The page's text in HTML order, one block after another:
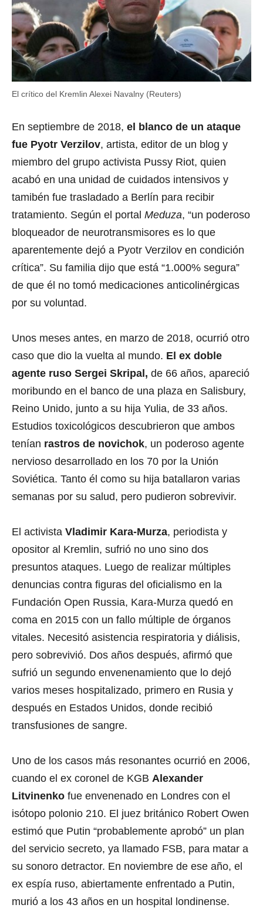
El crítico del Kremlin Alexei Navalny (Reuters)
En septiembre de 2018, el blanco de un ataque
fue Pyotr Verzilov, artista, editor de un blog y
miembro del grupo activista Pussy Riot, quien
acabó en una unidad de cuidados intensivos y
tamibén fue trasladado a Berlín para recibir
tratamiento. Según el portal Meduza, “un poderoso
bloqueador de neurotransmisores es lo que
aparentemente dejó a Pyotr Verzilov en condición
crítica”. Su familia dijo que está “1.000% segura”
de que él no tomó medicaciones anticolinérgicas
por su voluntad.
Unos meses antes, en marzo de 2018, ocurrió otro
caso que dio la vuelta al mundo. El ex doble
agente ruso Sergei Skripal, de 66 años, apareció
moribundo en el banco de una plaza en Salisbury,
Reino Unido, junto a su hija Yulia, de 33 años.
Estudios toxicológicos descubrieron que ambos
tenían rastros de novichok, un poderoso agente
nervioso desarrollado en los 70 por la Unión
Soviética. Tanto él como su hija batallaron varias
semanas por su salud, pero pudieron sobrevivir.
El activista Vladimir Kara-Murza, periodista y
opositor al Kremlin, sufrió no uno sino dos
presuntos ataques. Luego de realizar múltiples
denuncias contra figuras del oficialismo en la
Fundación Open Russia, Kara-Murza quedó en
coma en 2015 con un fallo múltiple de órganos
vitales. Necesitó asistencia respiratoria y diálisis,
pero sobrevivió. Dos años después, afirmó que
sufrió un segundo envenenamiento que lo dejó
varios meses hospitalizado, primero en Rusia y
después en Estados Unidos, donde recibió
transfusiones de sangre.
Uno de los casos más resonantes ocurrió en 2006,
cuando el ex coronel de KGB Alexander
Litvinenko fue envenenado en Londres con el
isótopo polonio 210. El juez británico Robert Owen
estimó que Putin “probablemente aprobó” un plan
del servicio secreto, ya llamado FSB, para matar a
su sonoro detractor. En noviembre de ese año, el
ex espía ruso, abiertamente enfrentado a Putin,
murió a los 43 años en un hospital londinense.